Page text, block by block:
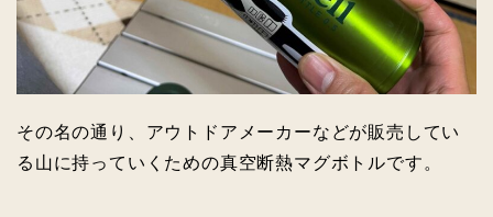
その名の通り、アウトドアメーカーなどが販売してい
る山に持っていくための真空断熱マグボトルです。